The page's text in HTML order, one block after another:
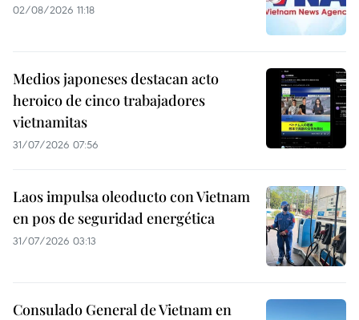
02/08/2026 11:18
Medios japoneses destacan acto
heroico de cinco trabajadores
vietnamitas
31/07/2026 07:56
Laos impulsa oleoducto con Vietnam
en pos de seguridad energética
31/07/2026 03:13
Consulado General de Vietnam en